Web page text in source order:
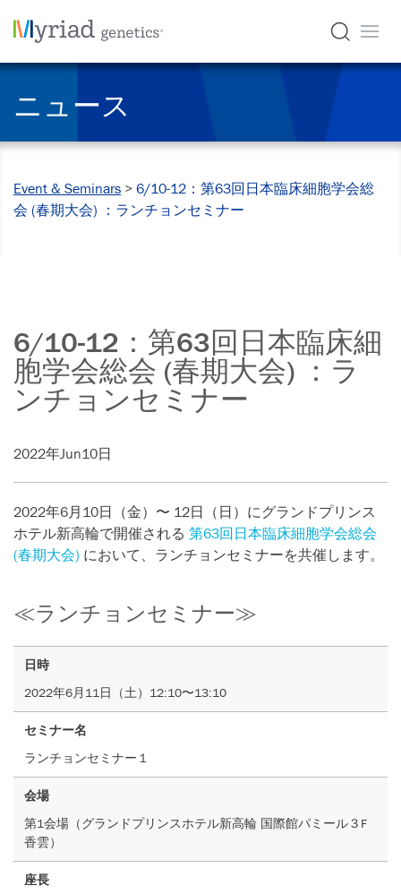
ニュース
Event & Seminars > 6/10-12：第63回日本臨床細胞学会総
会 (春期大会) ：ランチョンセミナー
6/10-12：第63回日本臨床細
胞学会総会 (春期大会) ：ラ
ンチョンセミナー
2022年Jun10日
2022年6月10日（金）〜 12日（日）にグランドプリンス
ホテル新高輪で開催される 第63回日本臨床細胞学会総会
(春期大会) において、ランチョンセミナーを共催します。
≪ランチョンセミナー≫
日時
2022年6月11日（土）12:10〜13:10
セミナー名
ランチョンセミナー１
会場
第1会場（グランドプリンスホテル新高輪 国際館パミール３F
香雲）
座長